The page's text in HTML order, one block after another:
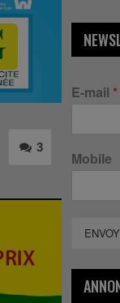
3
E-mail *
Mobile